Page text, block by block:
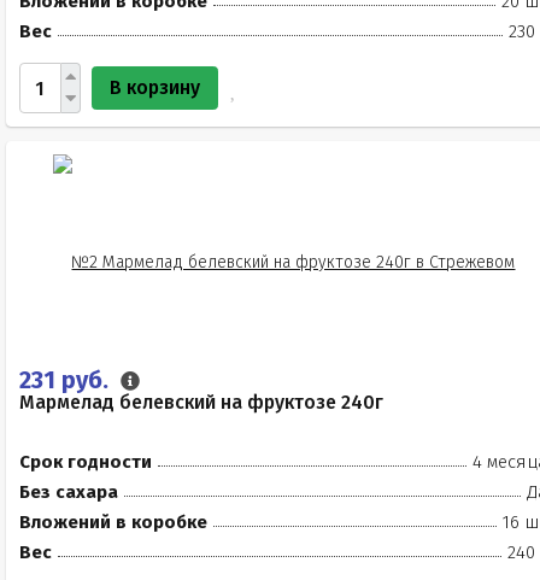
Вес
230
В корзину
231 руб.
Мармелад белевский на фруктозе 240г
Срок годности
4
Без сахара
Вложений в коробке
16
Вес
240